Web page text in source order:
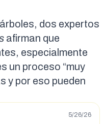
dos expertos
afirman que
especialmente
un proceso “muy
y por eso pueden
5/26/26